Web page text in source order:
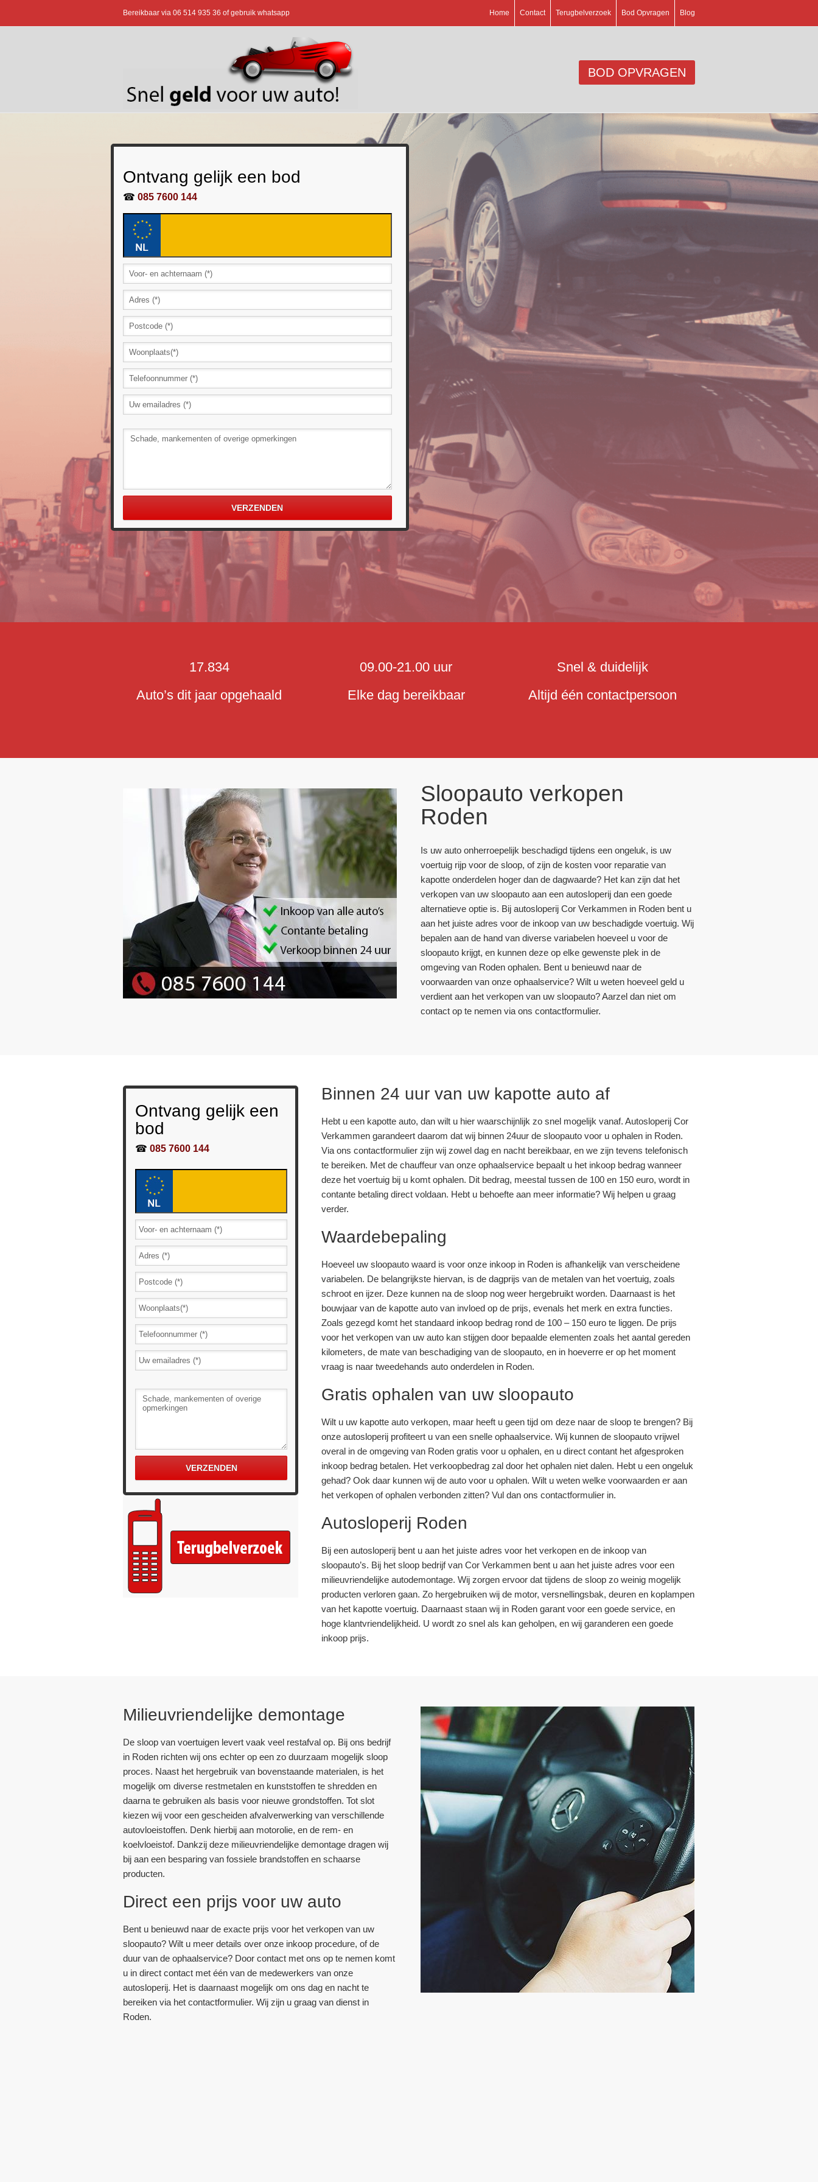
Bereikbaar via 06 514 935 36 of gebruik whatsapp Home Contact Terugbelverzoek Bod Opvragen Blog
BOD OPVRAGEN
Ontvang gelijk een bod
☎ 085 7600 144
17.834
Auto’s dit jaar opgehaald
09.00-21.00 uur
Elke dag bereikbaar
Snel & duidelijk
Altijd één contactpersoon
Sloopauto verkopen
Roden
Is uw auto onherroepelijk beschadigd tijdens een ongeluk, is uw
voertuig rijp voor de sloop, of zijn de kosten voor reparatie van
kapotte onderdelen hoger dan de dagwaarde? Het kan zijn dat het
verkopen van uw sloopauto aan een autosloperij dan een goede
alternatieve optie is. Bij autosloperij Cor Verkammen in Roden bent u
aan het juiste adres voor de inkoop van uw beschadigde voertuig. Wij
bepalen aan de hand van diverse variabelen hoeveel u voor de
sloopauto krijgt, en kunnen deze op elke gewenste plek in de
omgeving van Roden ophalen. Bent u benieuwd naar de
voorwaarden van onze ophaalservice? Wilt u weten hoeveel geld u
verdient aan het verkopen van uw sloopauto? Aarzel dan niet om
contact op te nemen via ons contactformulier.
Ontvang gelijk een
bod
☎ 085 7600 144
Binnen 24 uur van uw kapotte auto af
Hebt u een kapotte auto, dan wilt u hier waarschijnlijk zo snel mogelijk vanaf. Autosloperij Cor
Verkammen garandeert daarom dat wij binnen 24uur de sloopauto voor u ophalen in Roden.
Via ons contactformulier zijn wij zowel dag en nacht bereikbaar, en we zijn tevens telefonisch
te bereiken. Met de chauffeur van onze ophaalservice bepaalt u het inkoop bedrag wanneer
deze het voertuig bij u komt ophalen. Dit bedrag, meestal tussen de 100 en 150 euro, wordt in
contante betaling direct voldaan. Hebt u behoefte aan meer informatie? Wij helpen u graag
verder.
Waardebepaling
Hoeveel uw sloopauto waard is voor onze inkoop in Roden is afhankelijk van verscheidene
variabelen. De belangrijkste hiervan, is de dagprijs van de metalen van het voertuig, zoals
schroot en ijzer. Deze kunnen na de sloop nog weer hergebruikt worden. Daarnaast is het
bouwjaar van de kapotte auto van invloed op de prijs, evenals het merk en extra functies.
Zoals gezegd komt het standaard inkoop bedrag rond de 100 – 150 euro te liggen. De prijs
voor het verkopen van uw auto kan stijgen door bepaalde elementen zoals het aantal gereden
kilometers, de mate van beschadiging van de sloopauto, en in hoeverre er op het moment
vraag is naar tweedehands auto onderdelen in Roden.
Gratis ophalen van uw sloopauto
Wilt u uw kapotte auto verkopen, maar heeft u geen tijd om deze naar de sloop te brengen? Bij
onze autosloperij profiteert u van een snelle ophaalservice. Wij kunnen de sloopauto vrijwel
overal in de omgeving van Roden gratis voor u ophalen, en u direct contant het afgesproken
inkoop bedrag betalen. Het verkoopbedrag zal door het ophalen niet dalen. Hebt u een ongeluk
gehad? Ook daar kunnen wij de auto voor u ophalen. Wilt u weten welke voorwaarden er aan
het verkopen of ophalen verbonden zitten? Vul dan ons contactformulier in.
Autosloperij Roden
Bij een autosloperij bent u aan het juiste adres voor het verkopen en de inkoop van
sloopauto’s. Bij het sloop bedrijf van Cor Verkammen bent u aan het juiste adres voor een
milieuvriendelijke autodemontage. Wij zorgen ervoor dat tijdens de sloop zo weinig mogelijk
producten verloren gaan. Zo hergebruiken wij de motor, versnellingsbak, deuren en koplampen
van het kapotte voertuig. Daarnaast staan wij in Roden garant voor een goede service, en
hoge klantvriendelijkheid. U wordt zo snel als kan geholpen, en wij garanderen een goede
inkoop prijs.
Milieuvriendelijke demontage
De sloop van voertuigen levert vaak veel restafval op. Bij ons bedrijf
in Roden richten wij ons echter op een zo duurzaam mogelijk sloop
proces. Naast het hergebruik van bovenstaande materialen, is het
mogelijk om diverse restmetalen en kunststoffen te shredden en
daarna te gebruiken als basis voor nieuwe grondstoffen. Tot slot
kiezen wij voor een gescheiden afvalverwerking van verschillende
autovloeistoffen. Denk hierbij aan motorolie, en de rem- en
koelvloeistof. Dankzij deze milieuvriendelijke demontage dragen wij
bij aan een besparing van fossiele brandstoffen en schaarse
producten.
Direct een prijs voor uw auto
Bent u benieuwd naar de exacte prijs voor het verkopen van uw
sloopauto? Wilt u meer details over onze inkoop procedure, of de
duur van de ophaalservice? Door contact met ons op te nemen komt
u in direct contact met één van de medewerkers van onze
autosloperij. Het is daarnaast mogelijk om ons dag en nacht te
bereiken via het contactformulier. Wij zijn u graag van dienst in
Roden.